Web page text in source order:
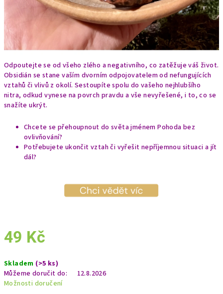
Odpoutejte se od všeho zlého a negativního, co zatěžuje váš život.
Obsidián se stane vaším dvorním odpojovatelem od nefungujících
vztahů či vlivů z okolí. Sestoupíte spolu do vašeho nejhlubšího
nitra, odkud vynese na povrch pravdu a vše nevyřešené, i to, co se
snažíte ukrýt.
Chcete se přehoupnout do světa jménem Pohoda bez
ovlivňování?
Potřebujete ukončit vztah či vyřešit nepříjemnou situaci a jít
dál?
49 Kč
cena:
Skladem (>5 ks)
Můžeme doručit do:
12.8.2026
Možnosti doručení